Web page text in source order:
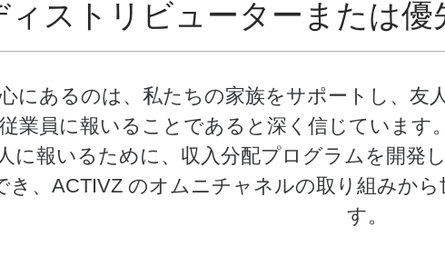
ィストリビューターまたは優
にあるのは、私たちの家族をサポートし、友
業員に報いることであると深く信じています
に報いるために、収入分配プログラムを開発
き、ACTIVZ のオムニチャネルの取り組みか
す。